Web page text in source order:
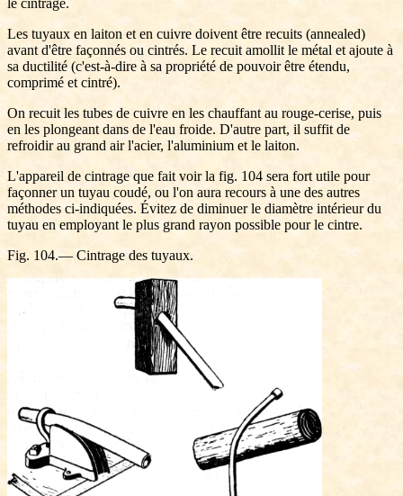
le cintrage.
Les tuyaux en laiton et en cuivre doivent être recuits (annealed)
avant d'être façonnés ou cintrés. Le recuit amollit le métal et ajoute à
sa ductilité (c'est-à-dire à sa propriété de pouvoir être étendu,
comprimé et cintré).
On recuit les tubes de cuivre en les chauffant au rouge-cerise, puis
en les plongeant dans de l'eau froide. D'autre part, il suffit de
refroidir au grand air l'acier, l'aluminium et le laiton.
L'appareil de cintrage que fait voir la fig. 104 sera fort utile pour
façonner un tuyau coudé, ou l'on aura recours à une des autres
méthodes ci-indiquées. Évitez de diminuer le diamètre intérieur du
tuyau en employant le plus grand rayon possible pour le cintre.
Fig. 104.— Cintrage des tuyaux.